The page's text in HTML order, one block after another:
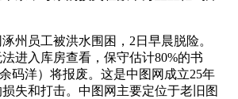
州员工被洪水围困，2日早晨脱险。
进入库房查看，保守估计80%的书
余码洋）将报废。这是中图网成立25年
失和打击。中图网主要定位于老旧图